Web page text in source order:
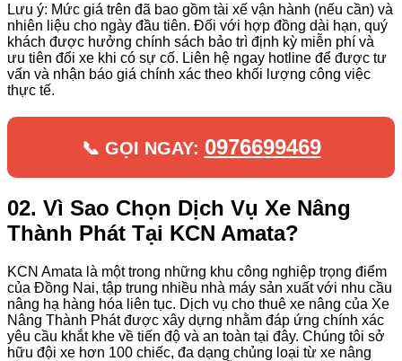
Lưu ý: Mức giá trên đã bao gồm tài xế vận hành (nếu cần) và
nhiên liệu cho ngày đầu tiên. Đối với hợp đồng dài hạn, quý
khách được hưởng chính sách bảo trì định kỳ miễn phí và
ưu tiên đổi xe khi có sự cố. Liên hệ ngay hotline để được tư
vấn và nhận báo giá chính xác theo khối lượng công việc
thực tế.
📞 GỌI NGAY: 0976699469
02. Vì Sao Chọn Dịch Vụ Xe Nâng
Thành Phát Tại KCN Amata?
KCN Amata là một trong những khu công nghiệp trọng điểm
của Đồng Nai, tập trung nhiều nhà máy sản xuất với nhu cầu
nâng hạ hàng hóa liên tục. Dịch vụ cho thuê xe nâng của Xe
Nâng Thành Phát được xây dựng nhằm đáp ứng chính xác
yêu cầu khắt khe về tiến độ và an toàn tại đây. Chúng tôi sở
hữu đội xe hơn 100 chiếc, đa dạng chủng loại từ xe nâng